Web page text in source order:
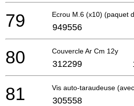
Ecrou M.6 (x10) (paquet
79 949556
Couvercle Ar Cm 12y
80 312299
Vis auto-taraudeuse
81 305558